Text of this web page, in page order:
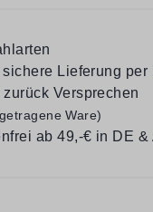
Lieferung per
Versprechen
Ware)
ab 49,-€ in DE &